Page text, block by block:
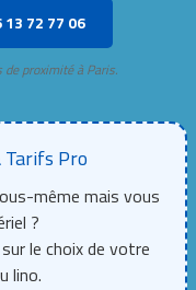
13 72 77 06
proximité à Paris.
Tarifs Pro
même mais vous
?
sur le choix de votre
lino.